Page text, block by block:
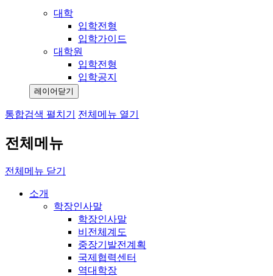
대학
입학전형
입학가이드
대학원
입학전형
입학공지
레이어닫기
통합검색 펼치기 전체메뉴 열기
전체메뉴
전체메뉴 닫기
소개
학장인사말
학장인사말
비전체계도
중장기발전계획
국제협력센터
역대학장